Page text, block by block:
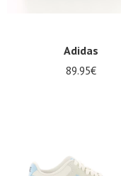
Adidas
89.95€